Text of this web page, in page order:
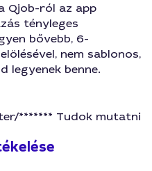
Qjob-ról az app
tényleges
bővebb, 6-
nem sablonos,
legyenek benne.
******* Tudok mutatni